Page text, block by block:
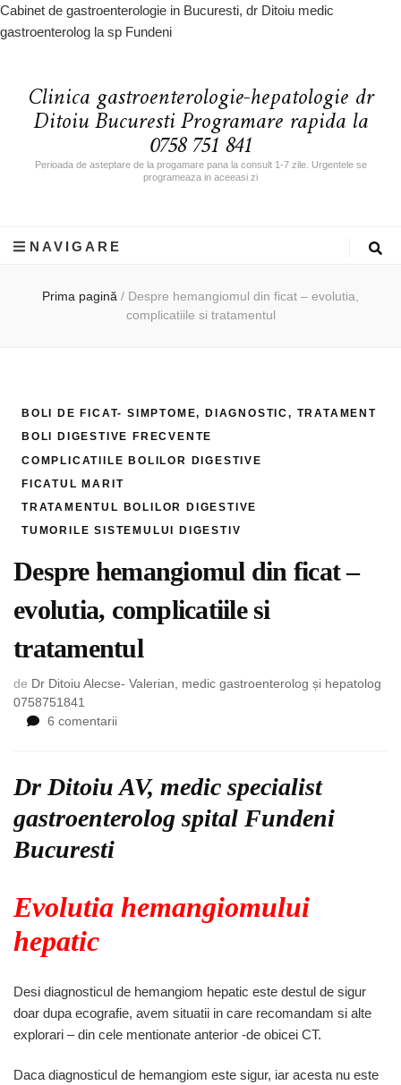
Cabinet de gastroenterologie in Bucuresti, dr Ditoiu medic
gastroenterolog la sp Fundeni
Clinica gastroenterologie-hepatologie dr
Ditoiu Bucuresti Programare rapida la
0758 751 841
Perioada de asteptare de la progamare pana la consult 1-7 zile. Urgentele se
programeaza in aceeasi zi
NAVIGARE
Prima pagină / Despre hemangiomul din ficat – evolutia,
complicatiile si tratamentul
BOLI DE FICAT- SIMPTOME, DIAGNOSTIC, TRATAMENT
BOLI DIGESTIVE FRECVENTE
COMPLICATIILE BOLILOR DIGESTIVE
FICATUL MARIT
TRATAMENTUL BOLILOR DIGESTIVE
TUMORILE SISTEMULUI DIGESTIV
Despre hemangiomul din ficat –
evolutia, complicatiile si
tratamentul
de Dr Ditoiu Alecse- Valerian, medic gastroenterolog și hepatolog
0758751841
6 comentariila
din
ficat
–
evolutia,
Dr Ditoiu AV, medic specialist
gastroenterolog spital Fundeni
Bucuresti
Evolutia hemangiomului
hepatic
Desi diagnosticul de hemangiom hepatic este destul de sigur
doar dupa ecografie, avem situatii in care recomandam si alte
explorari – din cele mentionate anterior -de obicei CT.
Daca diagnosticul de hemangiom este sigur, iar acesta nu este